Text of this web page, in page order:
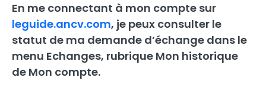
En me connectant à mon compte sur
leguide.ancv.com, je peux consulter le
statut de ma demande d’échange dans le
menu Echanges, rubrique Mon historique
de Mon compte.